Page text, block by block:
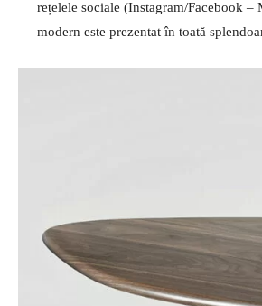
rețelele sociale (Instagram/Facebook –
modern este prezentat în toată